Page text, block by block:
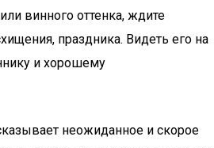
винного оттенка, ждите
праздника. Видеть его на
и хорошему
неожиданное и скорое